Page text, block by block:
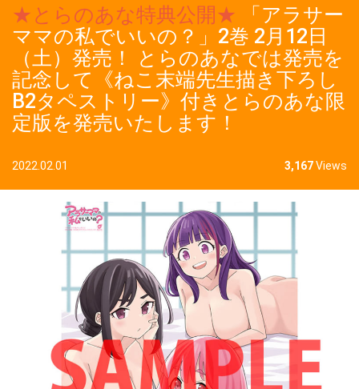
★とらのあな特典公開★ 「アラサー
ママの私でいいの？」2巻 2月12日
（土）発売！ とらのあなでは発売を
記念して《ねこ末端先生描き下ろし
B2タペストリー》付きとらのあな限
定版を発売いたします！
2022.02.01 3,167Views